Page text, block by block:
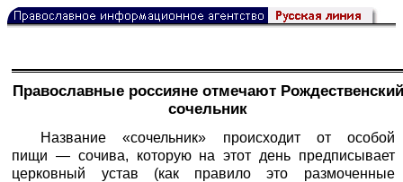
Православные россияне отмечают Рождественский
сочельник
Название «сочельник» происходит от особой
пищи — сочива, которую на этот день предписывает
церковный устав (как правило это размоченные